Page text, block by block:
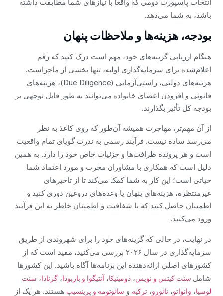
انتخاب پاسپورت دومی که واقعاً با نیازهای شما مطابقت داشته
باشد، به شما می‌دهد.
بودجه، هزینه‌ها و ملاحظات پنهان
هنگام ارزیابی گزینه‌های خود، مهم است درک کنید که رقم
اعلام‌شده برای سرمایه‌گذاری اولیه، تنها بخشی از ماجراست.
هزینه‌های دولتی، راستی‌آزمایی (Due Diligence)، هزینه‌های
قانونی و افزودن اعضای خانواده می‌توانند به طور قابل توجهی بر
بودجه کل تأثیر بگذارند.
از آن مهم‌تر، مهاجرت همیشه آن‌طور که روی کاغذ به نظر
می‌رسد ساده نیست. فرآیند رسمی به ندرت گویای تمام واقعیت
است و هر پرونده ظرافت‌ها و جزئیات خاص خود را دارد. به همین
دلیل است که همکاری با مشاوران مجرب و مورد اعتماد شما
حیاتی است؛ این کار به شما کمک می‌کند تا از تاخیرهای
غیرمنتظره، هزینه‌های پنهان یا وعده‌های دروغین دوری کنید و
اطمینان حاصل کنید که با شفافیت و اطمینان خاطر به این فرآیند
ورود می‌کنید.
در نهایت، در حالی که گزینه‌های خود را برای شهروندی از طریق
سرمایه‌گذاری در سال ۲۰۲۶ بررسی می‌کنید، مفید است که از
کشورهای اصلی ارائه‌دهنده این برنامه‌ها آگاه باشید. این کشورها
شامل سنت کیتس و نویس، دومینیکا،آنتیگوا و باربودا، گرنادا، سنت
لوسیا، وانواتو، نائورو، ترکیه و سائوتومه و پرینسیپ هستند. هر یک از